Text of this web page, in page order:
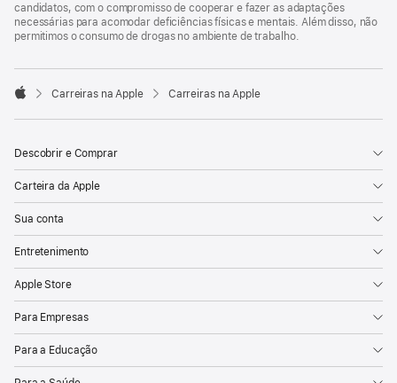
candidatos, com o compromisso de cooperar e fazer as adaptações
necessárias para acomodar deficiências físicas e mentais. Além disso, não
permitimos o consumo de drogas no ambiente de trabalho.

Carreiras na Apple Carreiras na Apple
Descobrir e Comprar
Carteira da Apple
Sua conta
Entretenimento
Apple Store
Para Empresas
Para a Educação